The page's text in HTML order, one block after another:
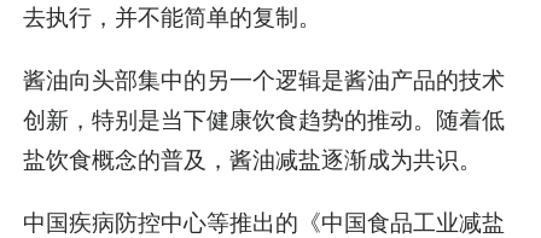
去执行，并不能简单的复制。
酱油向头部集中的另一个逻辑是酱油产品的技术
创新，特别是当下健康饮食趋势的推动。随着低
盐饮食概念的普及，酱油减盐逐渐成为共识。
中国疾病防控中心等推出的《中国食品工业减盐